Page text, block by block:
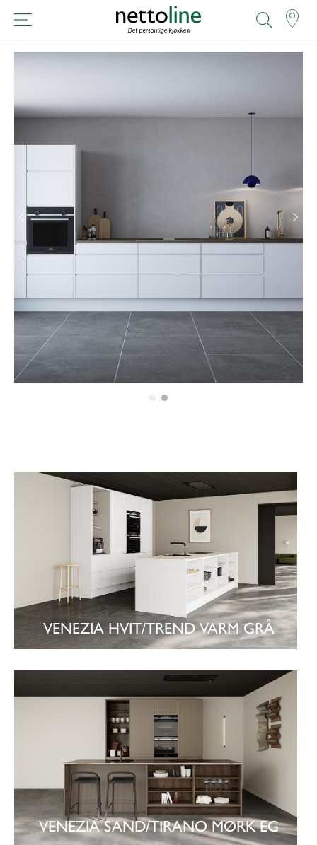
VENEZIA HVIT/TREND VARM GRÅ
VENEZIA SAND/TIRANO MØRK EG